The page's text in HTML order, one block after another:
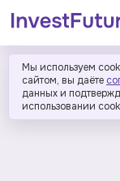
Мы используем
сайтом, вы даёте
данных и
использовании